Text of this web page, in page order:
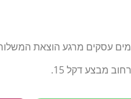
מרגע הוצאת המשלוח,
מבצע דקל 15.